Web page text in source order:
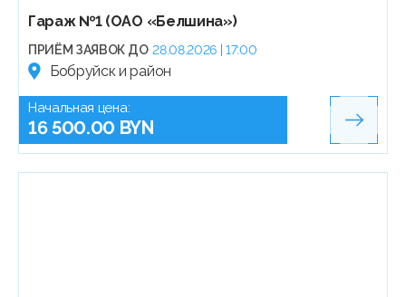
Гараж №1 (ОАО «Белшина»)
ПРИЁМ ЗАЯВОК ДО 28.08.2026 | 17:00
Бобруйск и район
Начальная цена:
16 500.00 BYN